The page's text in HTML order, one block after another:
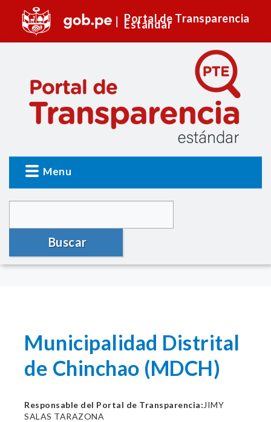
Portal de Transparencia
Estándar
Menu
Buscar
Municipalidad Distrital
de Chinchao (MDCH)
Responsable del Portal de Transparencia: JIMY
SALAS TARAZONA